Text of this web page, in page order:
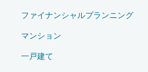
ファイナンシャルプランニング
マンション
一戸建て